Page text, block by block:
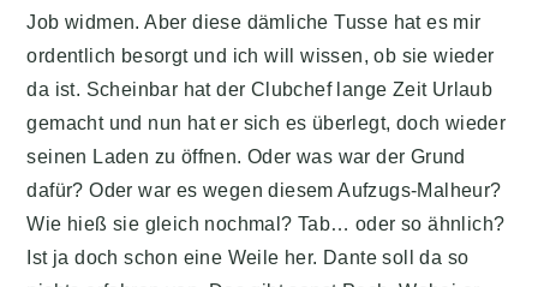
Job widmen. Aber diese dämliche Tusse hat es mir
ordentlich besorgt und ich will wissen, ob sie wieder
da ist. Scheinbar hat der Clubchef lange Zeit Urlaub
gemacht und nun hat er sich es überlegt, doch wieder
seinen Laden zu öffnen. Oder was war der Grund
dafür? Oder war es wegen diesem Aufzugs-Malheur?
Wie hieß sie gleich nochmal? Tab… oder so ähnlich?
Ist ja doch schon eine Weile her. Dante soll da so